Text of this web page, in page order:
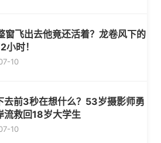
窗飞出去他竟还活着？龙卷风下的
小时！
10
去前3秒在想什么？53岁摄影师勇
流救回18岁大学生
10